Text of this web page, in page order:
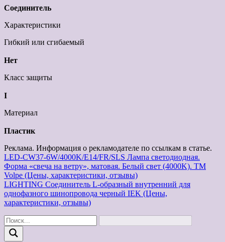
Соединитель
Характеристики
Гибкий или сгибаемый
Нет
Класс защиты
I
Материал
Пластик
Реклама. Информация о рекламодателе по ссылкам в статье.
Навигация
по
записям
LED-CW37-6W/4000K/E14/FR/SLS Лампа светодиодная.
Форма «свеча на ветру», матовая. Белый свет (4000K). ТМ
Volpe (Цены, характеристики, отзывы)
LIGHTING Соединитель L-образный внутренний для
однофазного шинопровода черный IEK (Цены,
характеристики, отзывы)